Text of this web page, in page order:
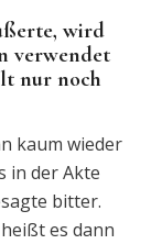
wird
verwendet
nur noch
kaum wieder
in der Akte
bitter.
es dann